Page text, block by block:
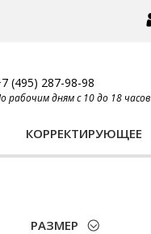
(495) 287-98-98
рабочим дням с 10 до 18 часов
КОРРЕКТИРУЮЩЕЕ
РАЗМЕР